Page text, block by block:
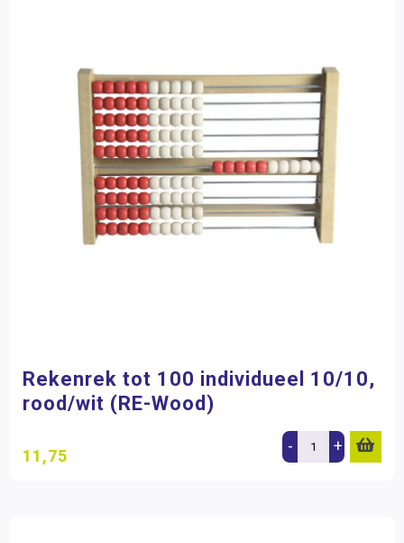
Rekenrek tot 100 individueel 10/10,
rood/wit (RE-Wood)
11,75 - +